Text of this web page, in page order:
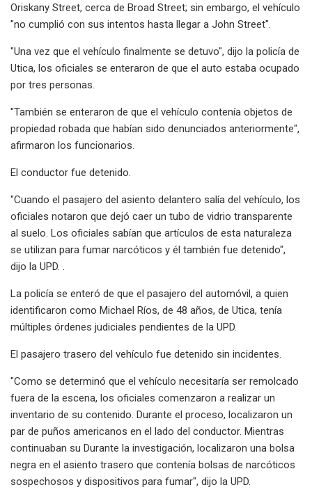
Oriskany Street, cerca de Broad Street; sin embargo, el vehículo
"no cumplió con sus intentos hasta llegar a John Street".
"Una vez que el vehículo finalmente se detuvo", dijo la policía de
Utica, los oficiales se enteraron de que el auto estaba ocupado
por tres personas.
"También se enteraron de que el vehículo contenía objetos de
propiedad robada que habían sido denunciados anteriormente",
afirmaron los funcionarios.
El conductor fue detenido.
"Cuando el pasajero del asiento delantero salía del vehículo, los
oficiales notaron que dejó caer un tubo de vidrio transparente
al suelo. Los oficiales sabían que artículos de esta naturaleza
se utilizan para fumar narcóticos y él también fue detenido",
dijo la UPD. .
La policía se enteró de que el pasajero del automóvil, a quien
identificaron como Michael Ríos, de 48 años, de Utica, tenía
múltiples órdenes judiciales pendientes de la UPD.
El pasajero trasero del vehículo fue detenido sin incidentes.
"Como se determinó que el vehículo necesitaría ser remolcado
fuera de la escena, los oficiales comenzaron a realizar un
inventario de su contenido. Durante el proceso, localizaron un
par de puños americanos en el lado del conductor. Mientras
continuaban su Durante la investigación, localizaron una bolsa
negra en el asiento trasero que contenía bolsas de narcóticos
sospechosos y dispositivos para fumar", dijo la UPD.